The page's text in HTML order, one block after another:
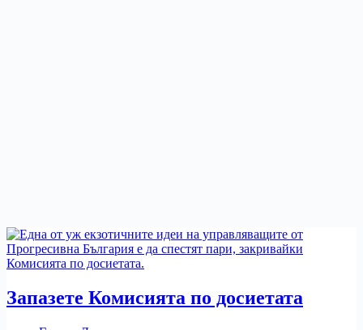
Запазете Комисията по досиетата